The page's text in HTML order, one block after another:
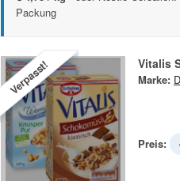
Packung
Verpasst! Vitalis
Marke:
Preis: